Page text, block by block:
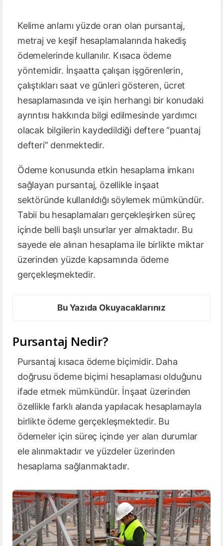
Kelime anlamı yüzde oran olan pursantaj,
metraj ve keşif hesaplamalarında hakediş
ödemelerinde kullanılır. Kısaca ödeme
yöntemidir. İnşaatta çalışan işgörenlerin,
çalıştıkları saat ve günleri gösteren, ücret
hesaplamasında ve işin herhangi bir konudaki
ayrıntısı hakkında bilgi edilmesinde yardımcı
olacak bilgilerin kaydedildiği deftere “puantaj
defteri” denmektedir.
Ödeme konusunda etkin hesaplama imkanı
sağlayan pursantaj, özellikle inşaat
sektöründe kullanıldığı söylemek mümkündür.
Tabii bu hesaplamaları gerçekleşirken süreç
içinde belli başlı unsurlar yer almaktadır. Bu
sayede ele alınan hesaplama ile birlikte miktar
üzerinden yüzde kapsamında ödeme
gerçekleşmektedir.
Bu Yazıda Okuyacaklarınız
Pursantaj Nedir?
Pursantaj kısaca ödeme biçimidir. Daha
doğrusu ödeme biçimi hesaplaması olduğunu
ifade etmek mümkündür. İnşaat üzerinden
özellikle farklı alanda yapılacak hesaplamayla
birlikte ödeme gerçekleşmektedir. Bu
ödemeler için süreç içinde yer alan durumlar
ele alınmaktadır ve yüzdeler üzerinden
hesaplama sağlanmaktadır.